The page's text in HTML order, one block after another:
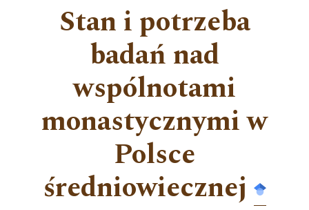
Stan i potrzeba
badań nad
wspólnotami
monastycznymi w
Polsce
średniowiecznej